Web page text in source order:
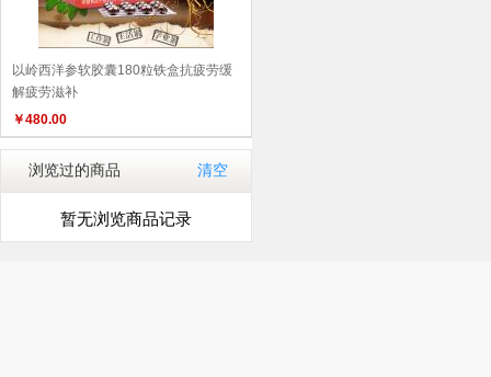
以岭西洋参软胶囊180粒铁盒抗疲劳缓
解疲劳滋补
￥480.00
浏览过的商品 清空
暂无浏览商品记录